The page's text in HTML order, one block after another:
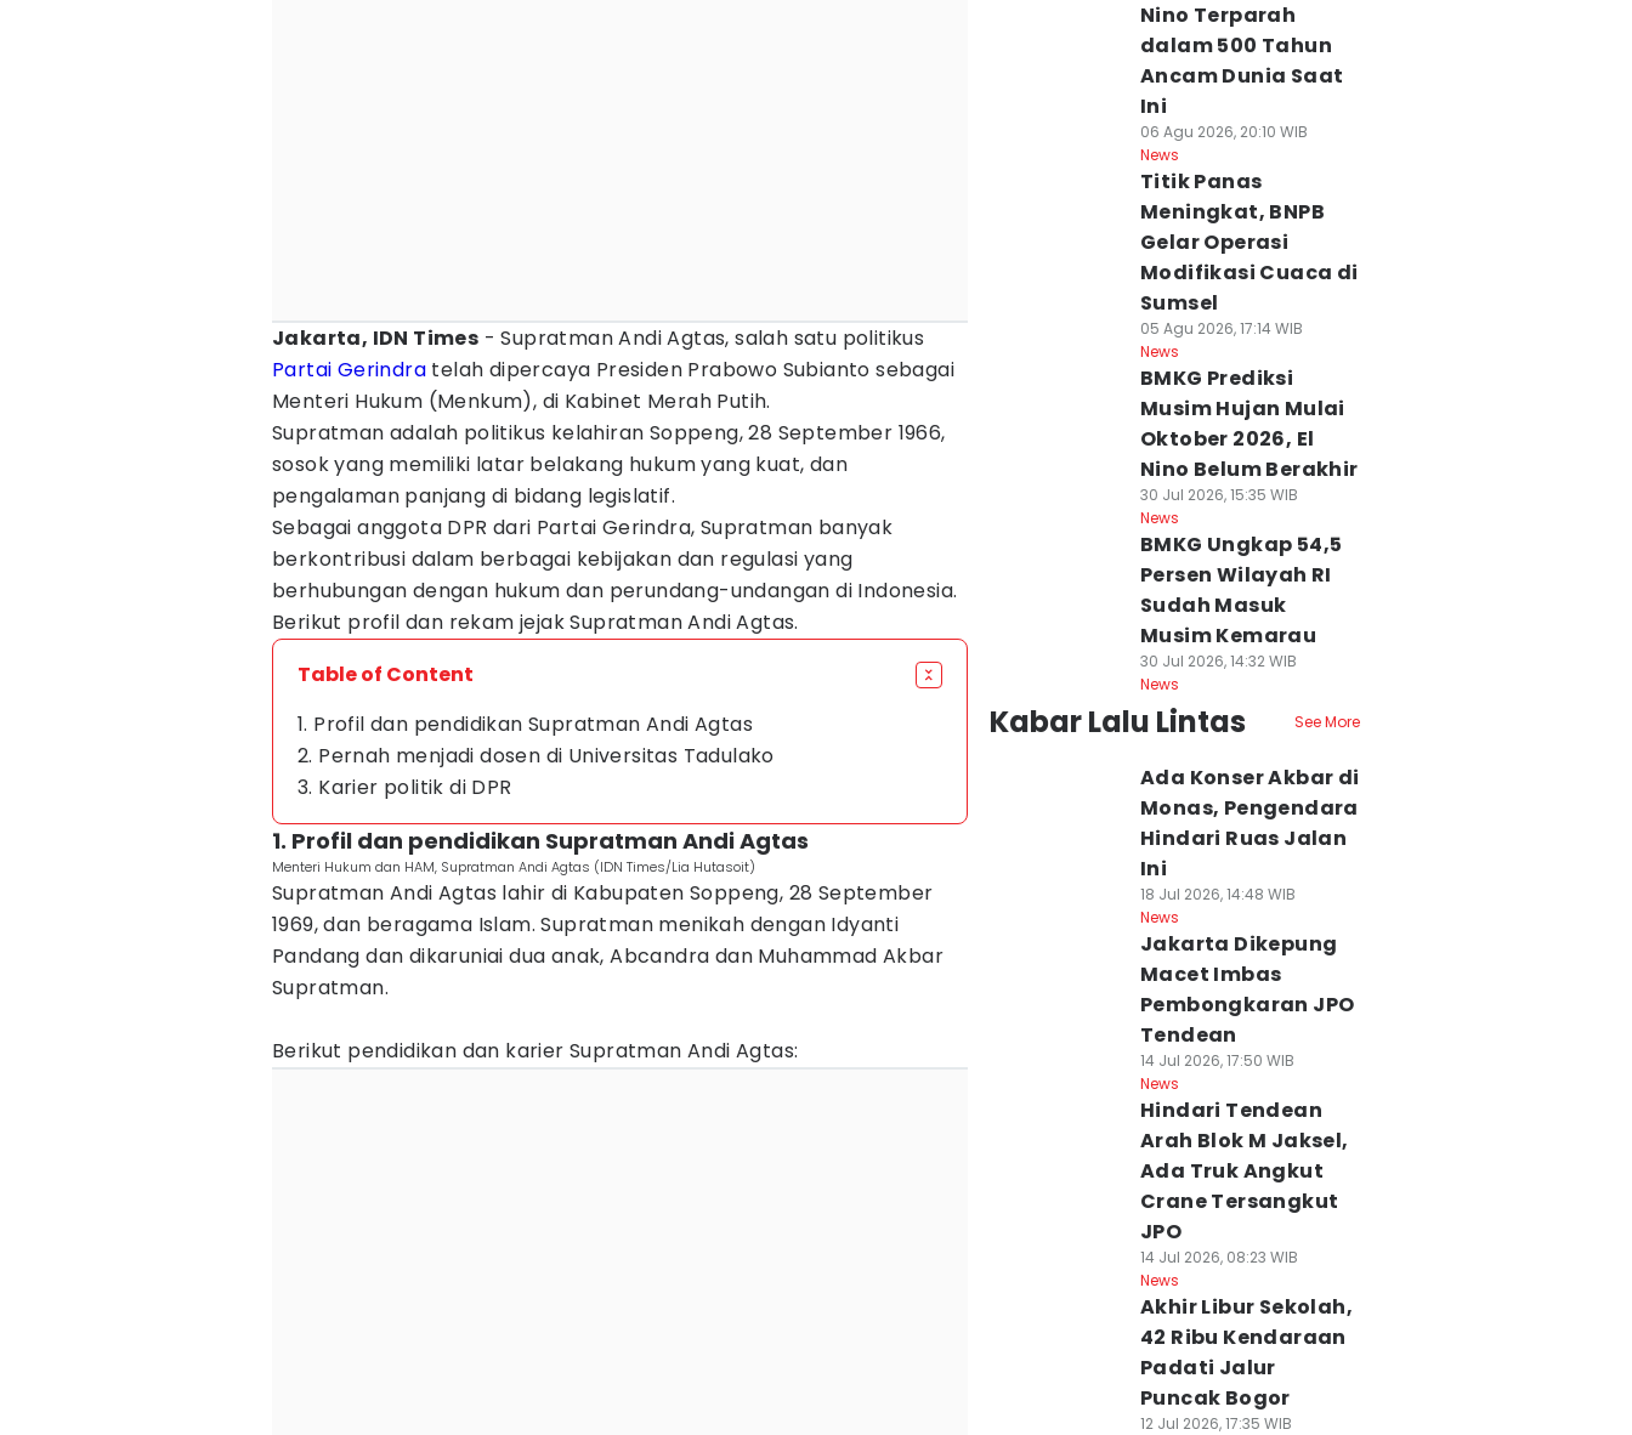
Jakarta, IDN Times - Supratman Andi Agtas, salah satu politikus
Partai Gerindra telah dipercaya Presiden Prabowo Subianto sebagai
Menteri Hukum (Menkum), di Kabinet Merah Putih.
Supratman adalah politikus kelahiran Soppeng, 28 September 1966,
sosok yang memiliki latar belakang hukum yang kuat, dan
pengalaman panjang di bidang legislatif.
Sebagai anggota DPR dari Partai Gerindra, Supratman banyak
berkontribusi dalam berbagai kebijakan dan regulasi yang
berhubungan dengan hukum dan perundang-undangan di Indonesia.
Berikut profil dan rekam jejak Supratman Andi Agtas.
Table of Content
1. Profil dan pendidikan Supratman Andi Agtas
2. Pernah menjadi dosen di Universitas Tadulako
3. Karier politik di DPR
1. Profil dan pendidikan Supratman Andi Agtas
Menteri Hukum dan HAM, Supratman Andi Agtas (IDN Times/Lia Hutasoit)
Supratman Andi Agtas lahir di Kabupaten Soppeng, 28 September
1969, dan beragama Islam. Supratman menikah dengan Idyanti
Pandang dan dikaruniai dua anak, Abcandra dan Muhammad Akbar
Supratman.
Berikut pendidikan dan karier Supratman Andi Agtas:
Nino Terparah
dalam 500 Tahun
Ancam Dunia Saat
Ini
06 Agu 2026, 20:10 WIB
News
Titik Panas
Meningkat, BNPB
Gelar Operasi
Modifikasi Cuaca di
Sumsel
05 Agu 2026, 17:14 WIB
News
BMKG Prediksi
Musim Hujan Mulai
Oktober 2026, El
Nino Belum Berakhir
30 Jul 2026, 15:35 WIB
News
BMKG Ungkap 54,5
Persen Wilayah RI
Sudah Masuk
Musim Kemarau
30 Jul 2026, 14:32 WIB
News
Kabar Lalu Lintas See More
Ada Konser Akbar di
Monas, Pengendara
Hindari Ruas Jalan
Ini
18 Jul 2026, 14:48 WIB
News
Jakarta Dikepung
Macet Imbas
Pembongkaran JPO
Tendean
14 Jul 2026, 17:50 WIB
News
Hindari Tendean
Arah Blok M Jaksel,
Ada Truk Angkut
Crane Tersangkut
JPO
14 Jul 2026, 08:23 WIB
News
Akhir Libur Sekolah,
42 Ribu Kendaraan
Padati Jalur
Puncak Bogor
12 Jul 2026, 17:35 WIB